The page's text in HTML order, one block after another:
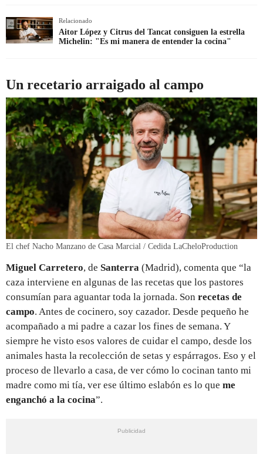
Relacionado
Aitor López y Citrus del Tancat consiguen la estrella
Michelin: "Es mi manera de entender la cocina"
Un recetario arraigado al campo
El chef Nacho Manzano de Casa Marcial / Cedida LaCheloProduction
Miguel Carretero, de Santerra (Madrid), comenta que “la
caza interviene en algunas de las recetas que los pastores
consumían para aguantar toda la jornada. Son recetas de
campo. Antes de cocinero, soy cazador. Desde pequeño he
acompañado a mi padre a cazar los fines de semana. Y
siempre he visto esos valores de cuidar el campo, desde los
animales hasta la recolección de setas y espárragos. Eso y el
proceso de llevarlo a casa, de ver cómo lo cocinan tanto mi
madre como mi tía, ver ese último eslabón es lo que me
enganchó a la cocina”.